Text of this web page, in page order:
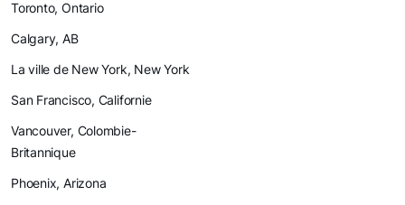
Toronto, Ontario
Calgary, AB
La ville de New York, New York
San Francisco, Californie
Vancouver, Colombie-
Britannique
Phoenix, Arizona